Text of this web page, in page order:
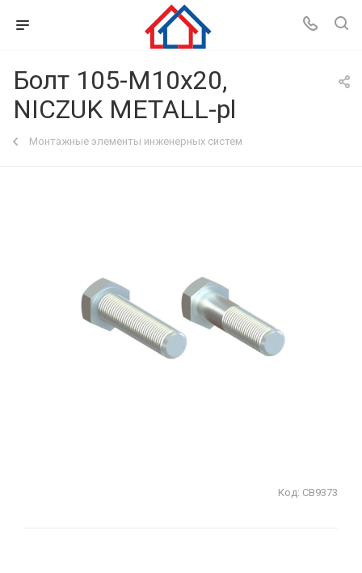
Болт 105-М10х20,
NICZUK METALL-pl
Монтажные элементы инженерных систем
Код: СВ9373